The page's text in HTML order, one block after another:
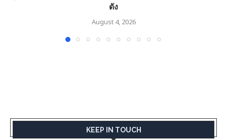
ดัง
August 4, 2026
KEEP IN TOUCH